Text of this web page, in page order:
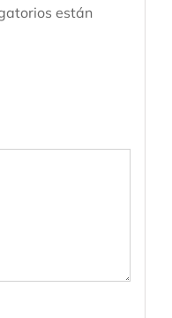
están